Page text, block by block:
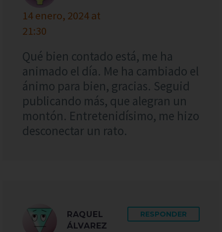
14 enero, 2024 at
21:30
Qué bien contado está, me ha
animado el día. Me ha cambiado el
ánimo para bien, gracias. Seguid
publicando más, que alegran un
montón. Entretenidísimo, me hizo
desconectar un rato.
RAQUEL
ÁLVAREZ
RESPONDER